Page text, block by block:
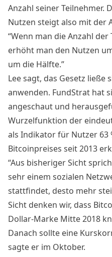
Anzahl seiner Teilnehmer.
Nutzen steigt also mit der
“Wenn man die Anzahl
erhöht man den Nutzen
um die Hälfte.”
Lee sagt, das Gesetz ließe
anwenden. FundStrat hat
angeschaut und
Wurzelfunktion der
als Indikator für Nutzer 63
Bitcoinpreises seit 2013
“Aus bisheriger Sicht
sehr einem sozialen
stattfindet, desto mehr
Sicht denken wir, dass
Dollar-Marke Mitte 2018
Danach sollte eine
sagte er im Oktober.